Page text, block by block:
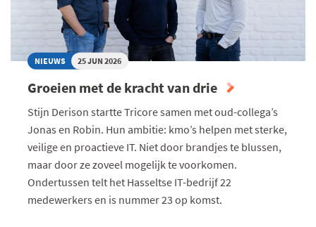
NIEUWS 25 JUN 2026
Groeien met de kracht van drie
Stijn Derison startte Tricore samen met oud-collega’s
Jonas en Robin. Hun ambitie: kmo’s helpen met sterke,
veilige en proactieve IT. Niet door brandjes te blussen,
maar door ze zoveel mogelijk te voorkomen.
Ondertussen telt het Hasseltse IT-bedrijf 22
medewerkers en is nummer 23 op komst.